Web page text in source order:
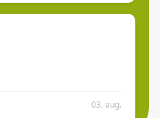
03. aug.